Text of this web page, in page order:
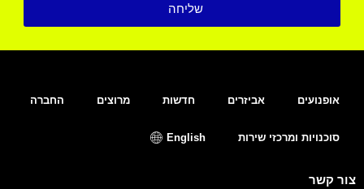
שליחה
אופנועים אביזרים חדשות מרוצים החברה
סוכנויות ומרכזי שירות English
צור קשר